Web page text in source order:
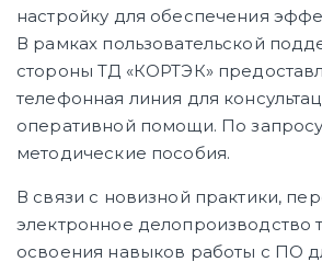
настройку для обеспечения
В рамках пользовательской
стороны ТД «КОРТЭК»
телефонная линия для
оперативной помощи. По
методические пособия.
В связи с новизной практики,
электронное делопроизводство
освоения навыков работы с ПО